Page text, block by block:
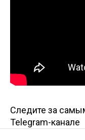
Следите за
Telegram-канале